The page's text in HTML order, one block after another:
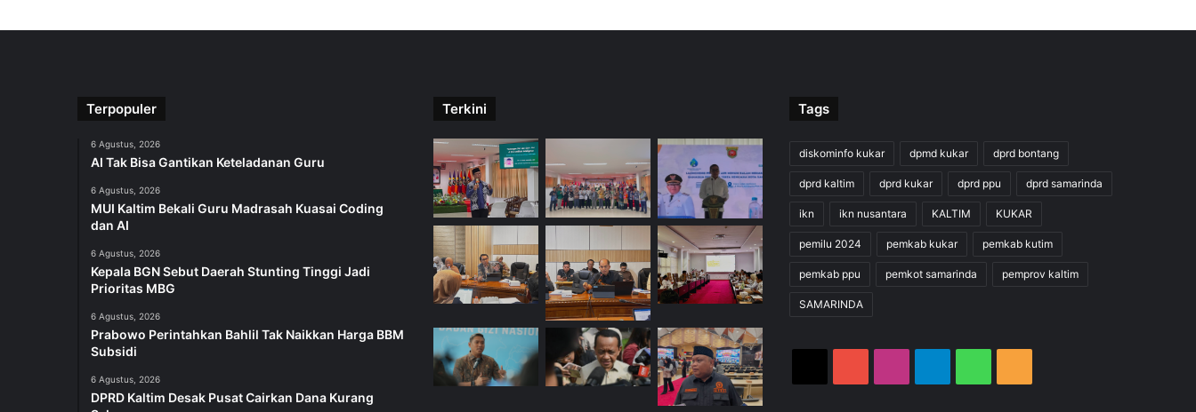
Terpopuler
6 Agustus, 2026
AI Tak Bisa Gantikan Keteladanan Guru
6 Agustus, 2026
MUI Kaltim Bekali Guru Madrasah Kuasai Coding
dan AI
6 Agustus, 2026
Kepala BGN Sebut Daerah Stunting Tinggi Jadi
Prioritas MBG
6 Agustus, 2026
Prabowo Perintahkan Bahlil Tak Naikkan Harga BBM
Subsidi
6 Agustus, 2026
DPRD Kaltim Desak Pusat Cairkan Dana Kurang
Terkini Tags
diskominfo kukar dpmd kukar dprd bontang
dprd kaltim dprd kukar dprd ppu dprd samarinda
ikn ikn nusantara KALTIM KUKAR
pemilu 2024 pemkab kukar pemkab kutim
pemkab ppu pemkot samarinda pemprov kaltim
SAMARINDA